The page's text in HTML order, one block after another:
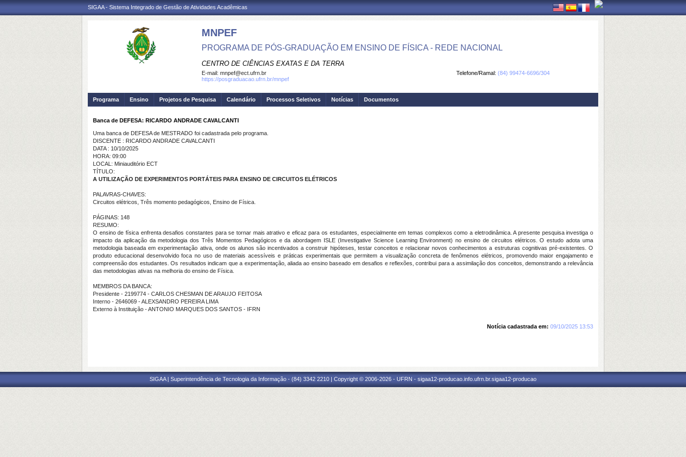
SIGAA - Sistema Integrado de Gestão de Atividades Acadêmicas
MNPEF
PROGRAMA DE PÓS-GRADUAÇÃO EM ENSINO DE FÍSICA - REDE NACIONAL
CENTRO DE CIÊNCIAS EXATAS E DA TERRA
Telefone/Ramal: (84) 99474-6696/304
E-mail: mnpef@ect.ufrn.br
https://posgraduacao.ufrn.br/mnpef
Programa Ensino Projetos de Pesquisa Calendário Processos Seletivos Notícias Documentos
Banca de DEFESA: RICARDO ANDRADE CAVALCANTI
Uma banca de DEFESA de MESTRADO foi cadastrada pelo programa.
DISCENTE : RICARDO ANDRADE CAVALCANTI
DATA : 10/10/2025
HORA: 09:00
LOCAL: Miniauditório ECT
TÍTULO:
A UTILIZAÇÃO DE EXPERIMENTOS PORTÁTEIS PARA ENSINO DE CIRCUITOS ELÉTRICOS
PALAVRAS-CHAVES:
Circuitos elétricos, Três momento pedagógicos, Ensino de Física.
PÁGINAS: 148
RESUMO:
O ensino de física enfrenta desafios constantes para se tornar mais atrativo e eficaz para os estudantes, especialmente em temas complexos como a eletrodinâmica. A presente pesquisa investiga o
impacto da aplicação da metodologia dos Três Momentos Pedagógicos e da abordagem ISLE (Investigative Science Learning Environment) no ensino de circuitos elétricos. O estudo adota uma
metodologia baseada em experimentação ativa, onde os alunos são incentivados a construir hipóteses, testar conceitos e relacionar novos conhecimentos a estruturas cognitivas pré-existentes. O
produto educacional desenvolvido foca no uso de materiais acessíveis e práticas experimentais que permitem a visualização concreta de fenômenos elétricos, promovendo maior engajamento e
compreensão dos estudantes. Os resultados indicam que a experimentação, aliada ao ensino baseado em desafios e reflexões, contribui para a assimilação dos conceitos, demonstrando a relevância
das metodologias ativas na melhoria do ensino de Física.
MEMBROS DA BANCA:
Presidente - 2199774 - CARLOS CHESMAN DE ARAUJO FEITOSA
Interno - 2646069 - ALEXSANDRO PEREIRA LIMA
Externo à Instituição - ANTONIO MARQUES DOS SANTOS - IFRN
Notícia cadastrada em: 09/10/2025 13:53
SIGAA | Superintendência de Tecnologia da Informação - (84) 3342 2210 | Copyright © 2006-2026 - UFRN - sigaa12-producao.info.ufrn.br.sigaa12-producao